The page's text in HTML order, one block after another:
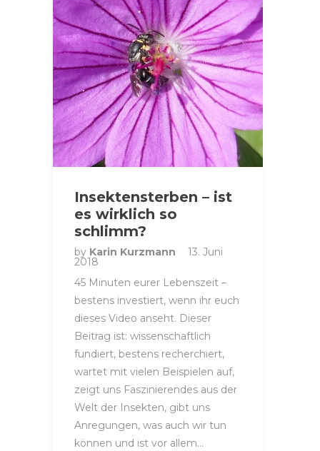
Insektensterben – ist
es wirklich so
schlimm?
by Karin Kurzmann 13. Juni
2018
45 Minuten eurer Lebenszeit –
bestens investiert, wenn ihr euch
dieses Video anseht. Dieser
Beitrag ist: wissenschaftlich
fundiert, bestens recherchiert,
wartet mit vielen Beispielen auf,
zeigt uns Faszinierendes aus der
Welt der Insekten, gibt uns
Anregungen, was auch wir tun
können und ist vor allem…